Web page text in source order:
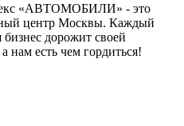
«АВТОМОБИЛИ» - это
центр Москвы. Каждый
дорожит своей
нам есть чем гордиться!